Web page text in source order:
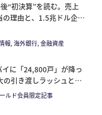
“初決算”を読む。売上
理由と、1.5兆ドル企業
報, 海外銀行, 金融資産
イに「24,800戸」が降っ
引き渡しラッシュと、
2027年の供給ピーク
ルド会員限定記事